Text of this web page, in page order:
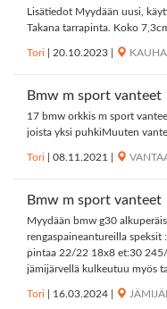
Lisätiedot Myydään uusi,
Takana tarrapinta. Koko
Tori 20.10.2023
Bmw m sport vanteet
17 bmw orkkis m sport
joista yksi puhkiMuuten
Tori 08.11.2021
Bmw m sport vanteet
Myydään bmw g30
rengaspaineantureilla
pintaa 22/22 18x8 et:30
jämijärvellä kulkeutuu myös
Tori 16.03.2024